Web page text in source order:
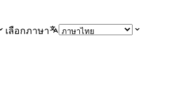
เลือกภาษา